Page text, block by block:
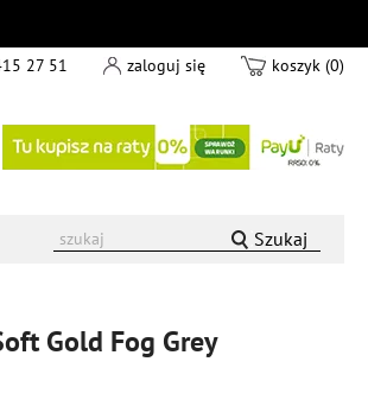
27 51 zaloguj się koszyk (0)
Szukaj
Gold Fog Grey